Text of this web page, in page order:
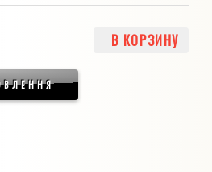
В КОРЗИНУ